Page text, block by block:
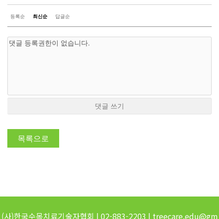
등록순 최신순 답글순
댓글 쓰기
목록으로
(사)한국수목치료기술자협회 | 02-883-2203 | treecare.edu@gm